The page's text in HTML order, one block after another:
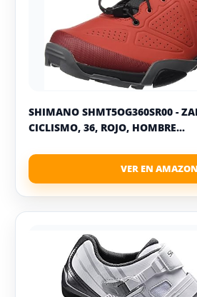
SHIMANO SHMT5OG360SR00 -
CICLISMO, 36, ROJO, HOMBRE...